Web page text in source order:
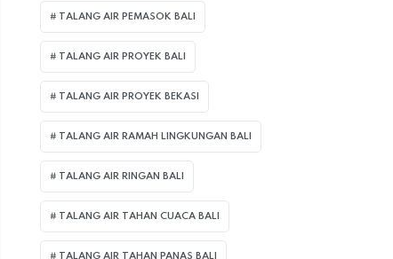
TALANG AIR PEMASOK BALI
TALANG AIR PROYEK BALI
TALANG AIR PROYEK BEKASI
TALANG AIR RAMAH LINGKUNGAN BALI
TALANG AIR RINGAN BALI
TALANG AIR TAHAN CUACA BALI
TALANG AIR TAHAN PANAS BALI